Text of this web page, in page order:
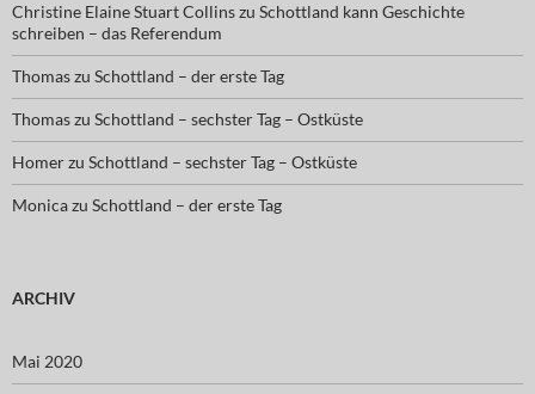
Christine Elaine Stuart Collinszu Schottland kann Geschichte
schreiben – das Referendum
Thomaszu Schottland – der erste Tag
Thomaszu Schottland – sechster Tag – Ostküste
Homerzu Schottland – sechster Tag – Ostküste
Monicazu Schottland – der erste Tag
ARCHIV
Mai 2020